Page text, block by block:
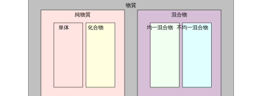
物質
純物質
単体
化合物
混合物
均一混合物 不均一混合物